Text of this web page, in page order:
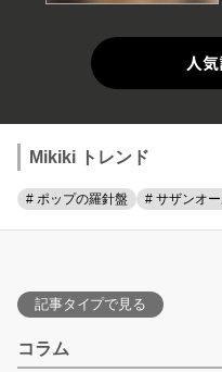
人
Mikiki トレンド
# ポップの羅針盤 # サザンオ
記事タイプで見る
コラム